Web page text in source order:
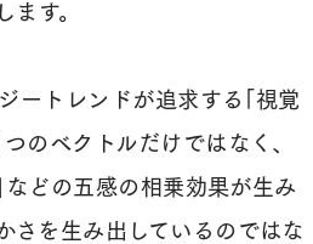
ます。
ートレンドが追求する「視覚
のベクトルだけではなく、
」などの五感の相乗効果が生み
さを生み出しているのではな